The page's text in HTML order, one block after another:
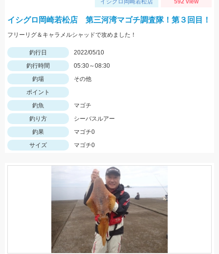
イシグロ岡崎若松店 592 view
イシグロ岡崎若松店 第三河湾マゴチ調査隊！第３回目！
フリーリグ＆キャラメルシャッドで攻めました！
釣行日
2022/05/10
釣行時間
05:30～08:30
釣場
その他
ポイント
釣魚
マゴチ
釣り方
シーバスルアー
釣果
マゴチ0
サイズ
マゴチ0